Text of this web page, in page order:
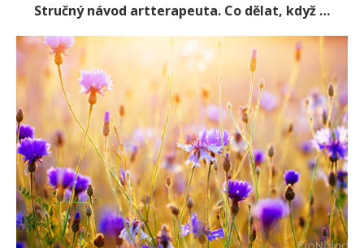
Stručný návod artterapeuta. Co dělat, když …